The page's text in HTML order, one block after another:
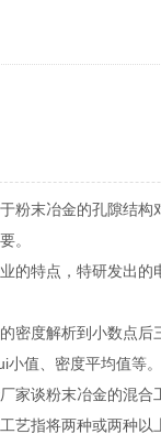
粉末冶金的孔隙结构
。
特点，特研发出的
度解析到小数点后三
值、密度平均值等。
谈粉末冶金的混合
指将两种或两种以上